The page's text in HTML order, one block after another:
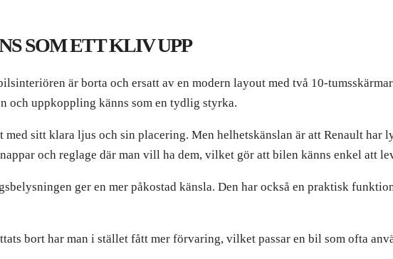
SOM ETT KLIV UPP
är borta och ersatt av en modern layout med två 10-
och uppkoppling känns som en tydlig styrka.
sitt klara ljus och sin placering. Men helhetskänslan är att Renault har
och reglage där man vill ha dem, vilket gör att bilen känns enkel att
ger en mer påkostad känsla. Den har också en praktisk
bort har man i stället fått mer förvaring, vilket passar en bil som ofta